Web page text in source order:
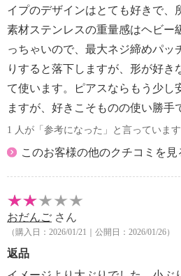
イプのデザインはとても好きで、
素材ステンレスの重量感はヘビー
っちゃいので、最大ネジ締めパッ
りすると落下しますが、形が好き
て使います。ピアスならもう少し
ますが、好きこそものの使い勝手
1 人が「参考になった」と言っています
このお客様の他のクチコミを見
おだんご さん
（購入日：2026/01/21｜公開日：2026/01/26）
返品